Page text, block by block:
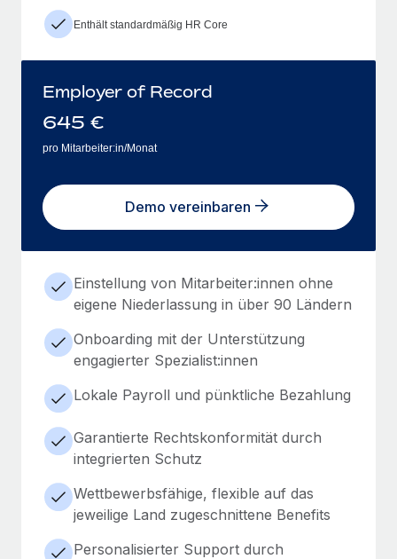
Enthält standardmäßig HR Core
Employer of Record
645 €
pro Mitarbeiter:in/Monat
Demo vereinbaren
Einstellung von Mitarbeiter:innen ohne
eigene Niederlassung in über 90 Ländern
Onboarding mit der Unterstützung
engagierter Spezialist:innen
Lokale Payroll und pünktliche Bezahlung
Garantierte Rechtskonformität durch
integrierten Schutz
Wettbewerbsfähige, flexible auf das
jeweilige Land zugeschnittene Benefits
Personalisierter Support durch